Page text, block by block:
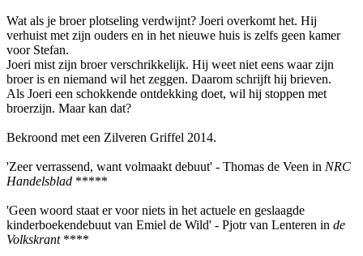
Wat als je broer plotseling verdwijnt? Joeri overkomt het. Hij
verhuist met zijn ouders en in het nieuwe huis is zelfs geen kamer
voor Stefan.
Joeri mist zijn broer verschrikkelijk. Hij weet niet eens waar zijn
broer is en niemand wil het zeggen. Daarom schrijft hij brieven.
Als Joeri een schokkende ontdekking doet, wil hij stoppen met
broerzijn. Maar kan dat?
Bekroond met een Zilveren Griffel 2014.
'Zeer verrassend, want volmaakt debuut' - Thomas de Veen in NRC
Handelsblad *****
'Geen woord staat er voor niets in het actuele en geslaagde
kinderboekendebuut van Emiel de Wild' - Pjotr van Lenteren in de
Volkskrant****